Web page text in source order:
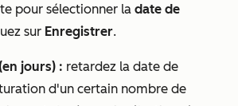
pour sélectionner la date de
sur Enregistrer.
jours) : retardez la date de
d'un certain nombre de